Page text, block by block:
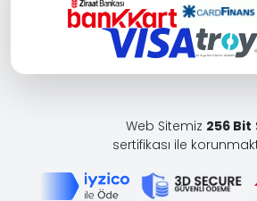
Web Sitemiz 256 Bit
sertifikası ile